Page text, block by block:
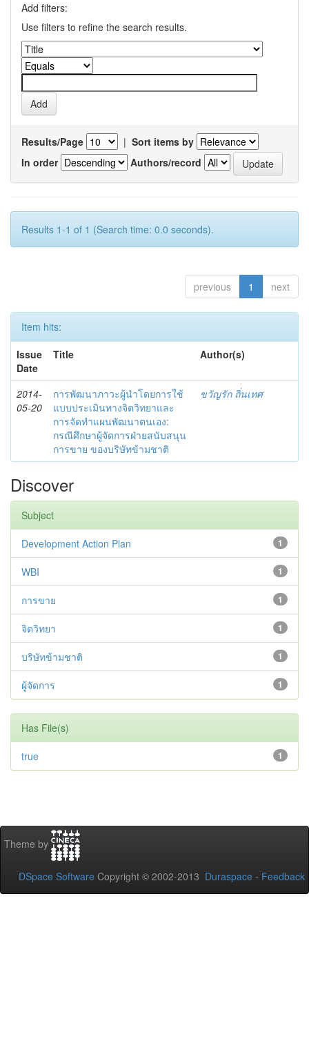
Add filters:
Use filters to refine the search results.
Results/Page | Sort items by
In order
Authors/record
Results 1-1 of 1 (Search time: 0.0 seconds).
previous 1 next
Item hits:
Issue
Date
Title Author(s)
2014-
05-20
การพัฒนาภาวะผู้นำโดยการใช้
แบบประเมินทางจิตวิทยาและ
การจัดทำแผนพัฒนาตนเอง:
กรณีศึกษาผู้จัดการฝ่ายสนับสนุน
การขาย ของบริษัทข้ามชาติ
ขวัญรัก ถิ่นเทศ
Discover
Subject
1
Development Action Plan
1
WBI
1
การขาย
1
จิตวิทยา
1
บริษัทข้ามชาติ
1
ผู้จัดการ
Has File(s)
1
true
Theme by
DSpace Software Copyright © 2002-2013 Duraspace - Feedback